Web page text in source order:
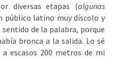
diversas etapas (algunas
público latino muy díscolo y
sentido de la palabra, porque
bronca a la salida. Lo sé
escasos 200 metros de mi